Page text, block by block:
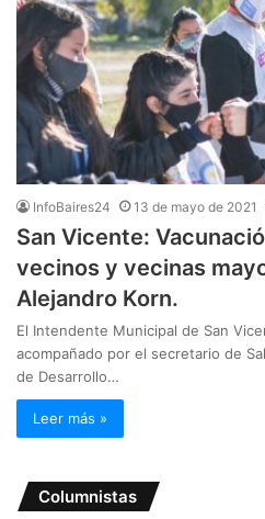
InfoBaires24 13 de mayo de 2021
San Vicente:
vecinos y vecinas
Alejandro Korn.
El Intendente Municipal de San
acompañado por el secretario de
de Desarrollo…
Leer más »
Columnistas